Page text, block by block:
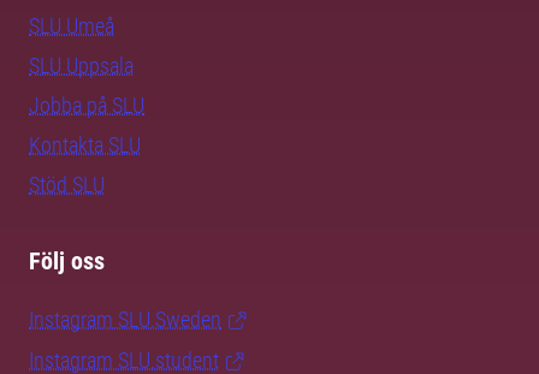
SLU Umeå
SLU Uppsala
Jobba på SLU
Kontakta SLU
Stöd SLU
Följ oss
Instagram SLU.Sweden
Instagram SLU.student